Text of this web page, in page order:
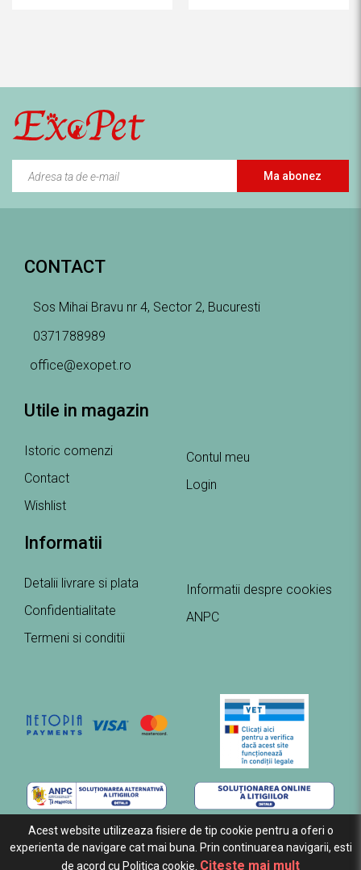
Ma abonez
Acest website utilizeaza fisiere de tip cookie pentru a oferi o
experienta de navigare cat mai buna. Prin continuarea navigarii, esti
de acord cu Politica cookie. Citeste mai mult
CONTACT
Sos Mihai Bravu nr 4, Sector 2, Bucuresti
0371788989
office@exopet.ro
Utile in magazin
Istoric comenzi
Contact
Wishlist
Contul meu
Login
Informatii
Detalii livrare si plata
Confidentialitate
Termeni si conditii
Informatii despre cookies
ANPC